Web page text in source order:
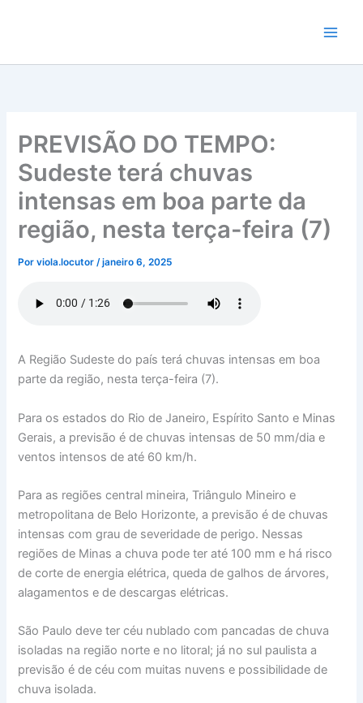
conteúdo
PREVISÃO DO TEMPO:
Sudeste terá chuvas
intensas em boa parte da
região, nesta terça-feira (7)
Porviola.locutor/janeiro 6, 2025
A Região Sudeste do país terá chuvas intensas em boa
parte da região, nesta terça-feira (7).
Para os estados do Rio de Janeiro, Espírito Santo e Minas
Gerais, a previsão é de chuvas intensas de 50 mm/dia e
ventos intensos de até 60 km/h.
Para as regiões central mineira, Triângulo Mineiro e
metropolitana de Belo Horizonte, a previsão é de chuvas
intensas com grau de severidade de perigo. Nessas
regiões de Minas a chuva pode ter até 100 mm e há risco
de corte de energia elétrica, queda de galhos de árvores,
alagamentos e de descargas elétricas.
São Paulo deve ter céu nublado com pancadas de chuva
isoladas na região norte e no litoral; já no sul paulista a
previsão é de céu com muitas nuvens e possibilidade de
chuva isolada.